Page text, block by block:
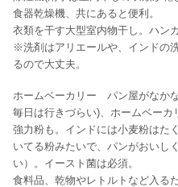
食器乾燥機、共にあると便利。
衣類を干す大型室内物干し。ハン
※洗剤はアリエールや、インドの
るので大丈夫。
ホームベーカリー パン屋がなか
毎日は行きづらい)、ホームベーカ
強力粉も。インドには小麦粉はた
いてる粉みたいで、パンがおいし
い）。イースト菌は必須。
食料品、乾物やレトルトなど入る